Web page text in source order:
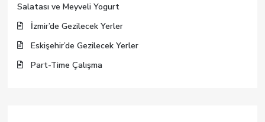
Salatası ve Meyveli Yogurt
İzmir’de Gezilecek Yerler
Eskişehir’de Gezilecek Yerler
Part-Time Çalışma